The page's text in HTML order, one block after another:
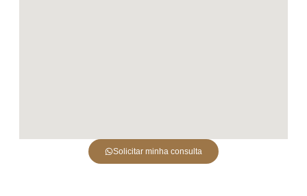
Solicitar minha consulta